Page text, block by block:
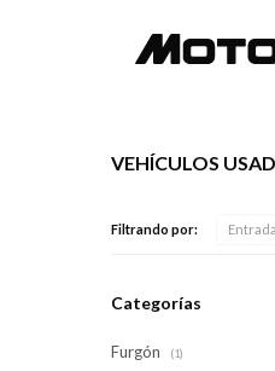
VEHÍCULOS
Filtrando por:
Categorías
Furgón (1)